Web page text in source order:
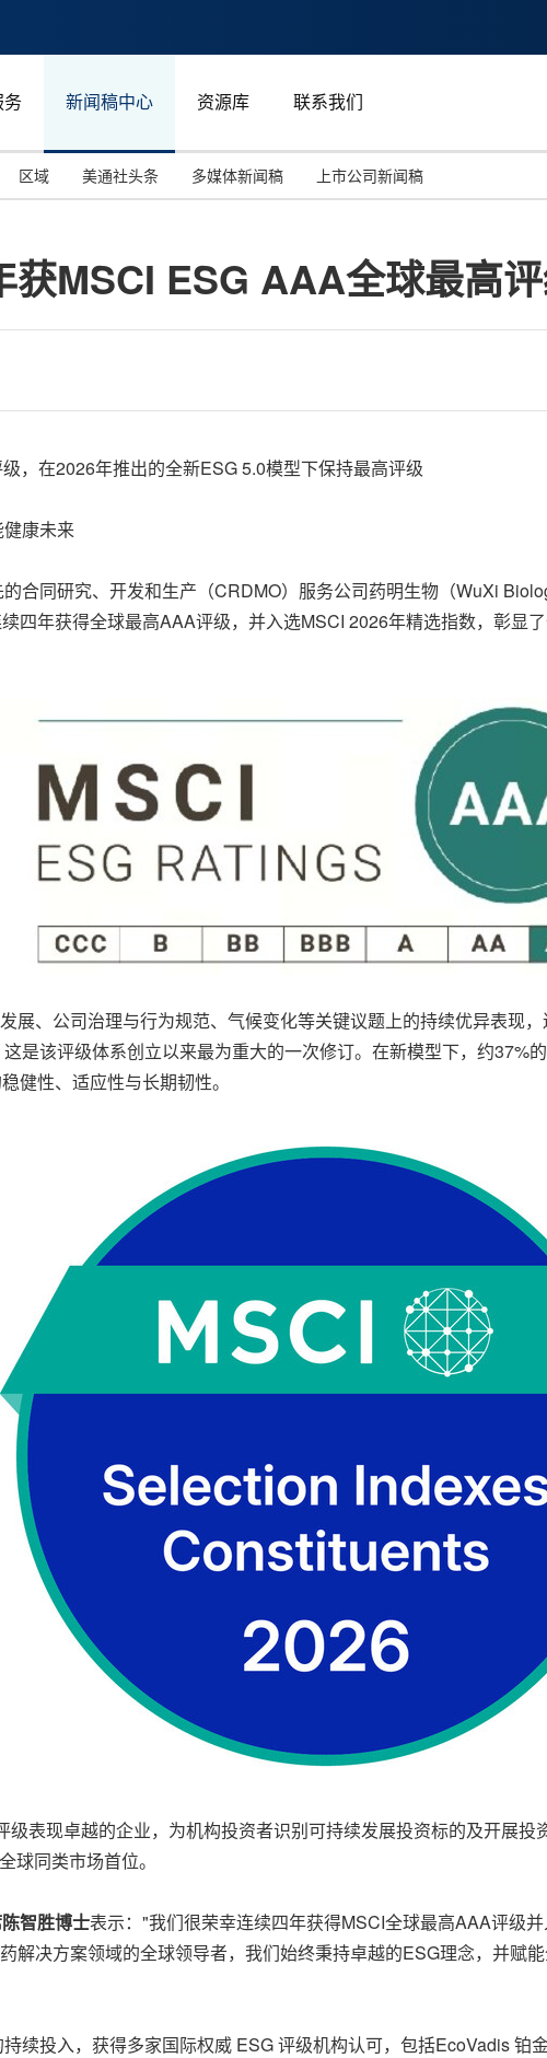
新闻稿中心 资源库 联系我们
投资并购
能源化工与环保
区域
马来西亚
美通社头条 多媒体新闻稿 上市公司新闻稿
获MSCI ESG AAA全球最高
，在2026年推出的全新ESG 5.0模型下保持最高评级
康未来
合同研究、开发和生产（CRDMO）服务公司药明生物（WuXi
四年获得全球最高AAA评级，并入选MSCI 2026年精选指数，彰显
展、公司治理与行为规范、气候变化等关键议题上的持续优异表现
是该评级体系创立以来最为重大的一次修订。在新模型下，约37%
健性、适应性与长期韧性。
表现卓越的企业，为机构投资者识别可持续发展投资标的及开展
球同类市场首位。
智胜博士表示："我们很荣幸连续四年获得MSCI全球最高AAA评级
解决方案领域的全球领导者，我们始终秉持卓越的ESG理念，并赋
续投入，获得多家国际权威 ESG 评级机构认可，包括EcoVadis 铂